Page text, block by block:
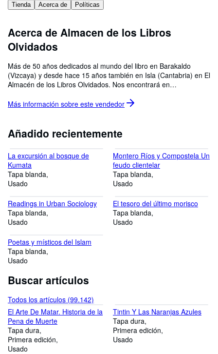
Ayuda
CERRAR
Tienda Acerca de Políticas
Acerca de Almacen de los Libros
Olvidados
Más de 50 años dedicados al mundo del libro en Barakaldo
(Vizcaya) y desde hace 15 años también en Isla (Cantabria) en El
Almacén de los Libros Olvidados. Nos encontrará en
Más información sobre este vendedor
Añadido recientemente
La excursión al bosque de
Kumata
Tapa blanda
Usado
Montero Ríos y Compostela Un
feudo clientelar
Tapa blanda
Usado
Readings in Urban Sociology
Tapa blanda
Usado
El tesoro del último morisco
Tapa blanda
Usado
Poetas y místicos del Islam
Tapa blanda
Usado
Buscar artículos
Todos los artículos (99.142)
El Arte De Matar. Historia de la
Pena de Muerte
Tapa dura
Primera edición
Usado
Tintin Y Las Naranjas Azules
Tapa dura
Primera edición
Usado